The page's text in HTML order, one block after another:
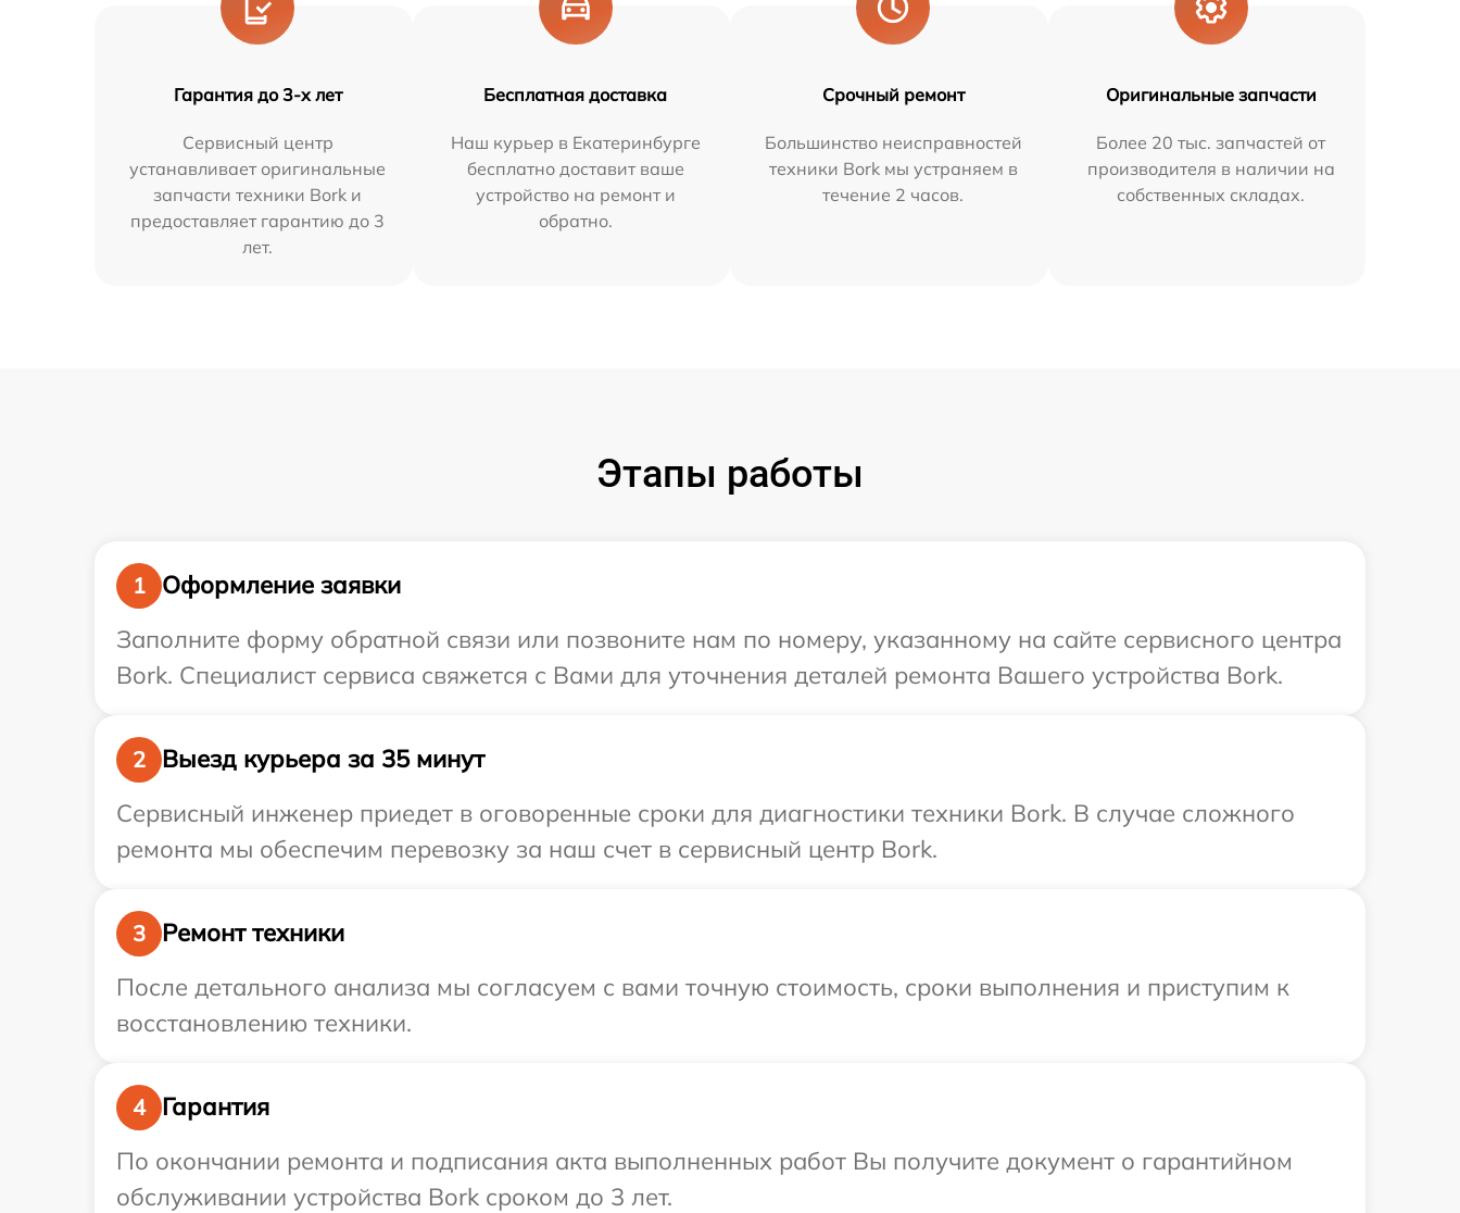
Гарантия до 3-х лет
Сервисный центр
устанавливает оригинальные
запчасти техники Bork и
предоставляет гарантию до 3
лет.
Бесплатная доставка
Наш курьер в Екатеринбурге
бесплатно доставит ваше
устройство на ремонт и
обратно.
Срочный ремонт
Большинство неисправностей
техники Bork мы устраняем в
течение 2 часов.
Оригинальные запчасти
Более 20 тыс. запчастей от
производителя в наличии на
собственных складах.
Этапы работы
1
Оформление заявки
Заполните форму обратной связи или позвоните нам по номеру, указанному на сайте сервисного центра
Bork. Специалист сервиса свяжется с Вами для уточнения деталей ремонта Вашего устройства Bork.
2
Выезд курьера за 35 минут
Сервисный инженер приедет в оговоренные сроки для диагностики техники Bork. В случае сложного
ремонта мы обеспечим перевозку за наш счет в сервисный центр Bork.
3
Ремонт техники
После детального анализа мы согласуем с вами точную стоимость, сроки выполнения и приступим к
восстановлению техники.
4
Гарантия
По окончании ремонта и подписания акта выполненных работ Вы получите документ о гарантийном
обслуживании устройства Bork сроком до 3 лет.